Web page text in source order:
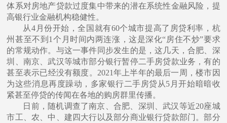
体系对房地产贷款过度集中带来的潜在系统性⾦融⻛险，提
⾼银⾏业⾦融机构稳健性。
从4⽉份开始，全国就有60个城市提⾼了房贷利率，杭
州甚⾄不到1个⽉时间内两连涨，这是深化“房住不炒”要求
的常规动作。与这⼀事件同步发⽣的是，这⼏天，合肥、深
圳、南京、武汉等城市部分银⾏暂停⼆⼿房贷款业务，有的
甚⾄表示已经没有额度。2021年上半年的最后⼀周，楼市因
为这些消息再度躁动，多家银⾏⼆⼿房贷从5⽉开始暗暗收
紧甚⾄停贷的传闻在各地的购房群⾥传播。
⽇前，随机调查了南京、合肥、深圳、武汉等近20座城
市⼯、农、中、建四⼤⾏以及部分商业银⾏贷款部⻔。部分